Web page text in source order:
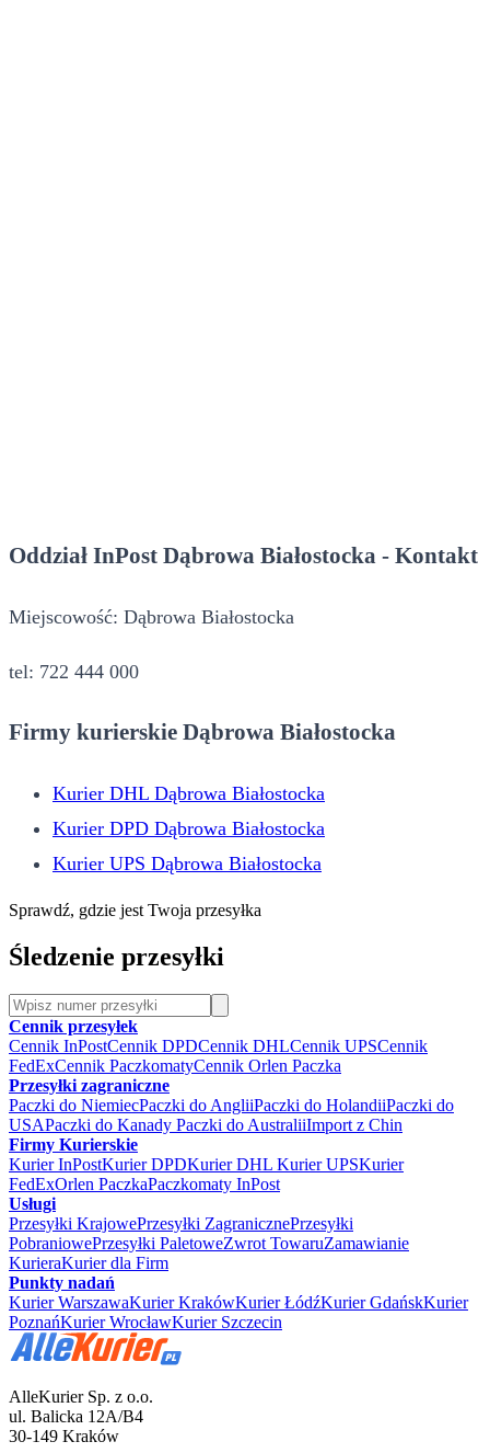
Oddział InPost Dąbrowa Białostocka - Kontakt
Miejscowość: Dąbrowa Białostocka
tel: 722 444 000
Firmy kurierskie Dąbrowa Białostocka
Kurier DHL Dąbrowa Białostocka
Kurier DPD Dąbrowa Białostocka
Kurier UPS Dąbrowa Białostocka
Sprawdź, gdzie jest Twoja przesyłka
Śledzenie przesyłki
Cennik przesyłek
Cennik InPostCennik DPDCennik DHLCennik UPSCennik
FedExCennik PaczkomatyCennik Orlen Paczka
Przesyłki zagraniczne
Paczki do NiemiecPaczki do AngliiPaczki do HolandiiPaczki do
USAPaczki do Kanady Paczki do AustraliiImport z Chin
Firmy Kurierskie
Kurier InPostKurier DPDKurier DHL Kurier UPSKurier
FedExOrlen PaczkaPaczkomaty InPost
Usługi
Przesyłki KrajowePrzesyłki ZagranicznePrzesyłki
PobraniowePrzesyłki PaletoweZwrot TowaruZamawianie
KurieraKurier dla Firm
Punkty nadań
Kurier WarszawaKurier KrakówKurier ŁódźKurier GdańskKurier
PoznańKurier WrocławKurier Szczecin
AlleKurier Sp. z o.o.
ul. Balicka 12A/B4
30-149 Kraków